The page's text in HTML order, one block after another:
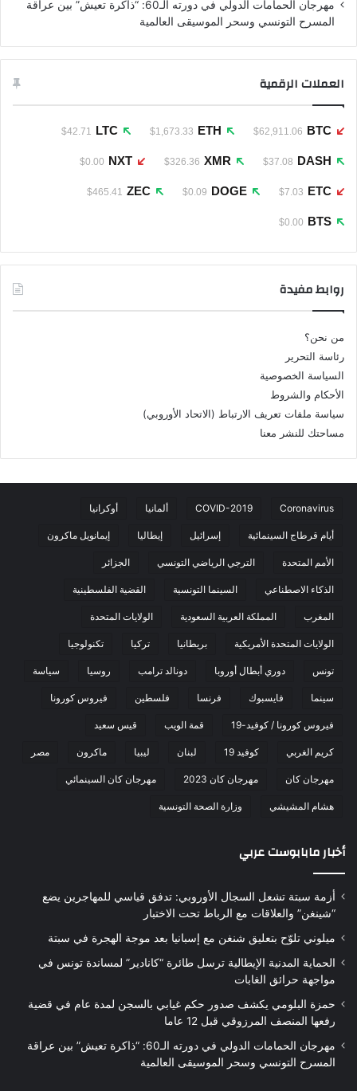
مهرجان الحمامات الدولي في دورته الـ60: “ذاكرة تعيش” بين عراقة
المسرح التونسي وسحر الموسيقى العالمية
العملات الرقمية
BTC
$62,911.06
ETH
$1,673.33
LTC
$42.71
DASH
$37.08
XMR
$326.36
NXT
$0.00
ETC
$7.03
DOGE
$0.09
ZEC
$465.41
BTS
$0.00
روابط مفيدة
من نحن؟
رئاسة التحرير
السياسة الخصوصية
الأحكام والشروط
سياسة ملفات تعريف الارتباط (الاتحاد الأوروبي)
مساحتك للنشر معنا
Coronavirus
COVID-2019 ألمانيا أوكرانيا
أيام قرطاج السينمائية إسرائيل إيطاليا إيمانويل ماكرون
الأمم المتحدة الترجي الرياضي التونسي الجزائر
الذكاء الاصطناعي السينما التونسية القضية الفلسطينية
المغرب المملكة العربية السعودية الولايات المتحدة
الولايات المتحدة الأمريكية بريطانيا تركيا تكنولوجيا
تونس دوري أبطال أوروبا دونالد ترامب روسيا سياسة
سينما فايسبوك فرنسا فلسطين فيروس كورونا
فيروس كورونا / كوفيد-19 قمة الويب قيس سعيد
كريم الغربي كوفيد 19 لبنان ليبيا ماكرون مصر
مهرجان كان مهرجان كان 2023 مهرجان كان السينمائي
هشام المشيشي وزارة الصحة التونسية
أخبار مابابوست عربي
أزمة سبتة تشعل السجال الأوروبي: تدفق قياسي للمهاجرين يضع
“شينغن” والعلاقات مع الرباط تحت الاختبار
ميلوني تلوّح بتعليق شنغن مع إسبانيا بعد موجة الهجرة في سبتة
الحماية المدنية الإيطالية ترسل طائرة “كانادير” لمساندة تونس في
مواجهة حرائق الغابات
حمزة البلومي يكشف صدور حكم غيابي بالسجن لمدة عام في قضية
رفعها المنصف المرزوقي قبل 12 عاما
مهرجان الحمامات الدولي في دورته الـ60: “ذاكرة تعيش” بين عراقة
المسرح التونسي وسحر الموسيقى العالمية